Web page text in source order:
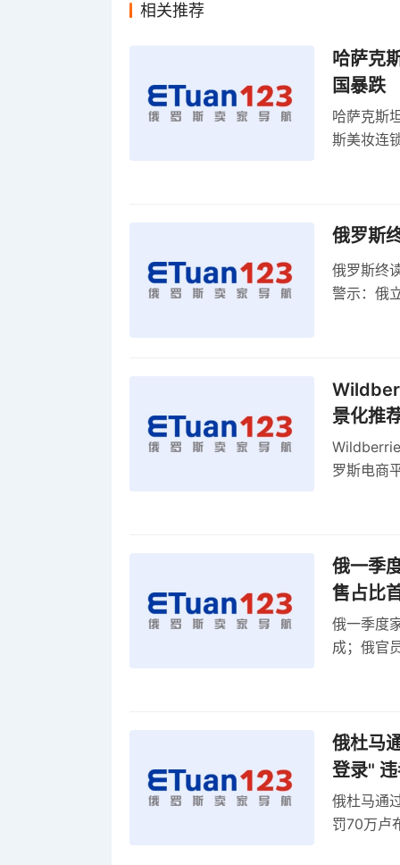
相关推荐
哈萨克
国暴跌
哈萨克斯
斯美妆连
俄罗斯
俄罗斯终
警示：俄
景化推
罗斯电商
俄一季
售占比
俄一季度
成；俄官
俄杜马
登录"
俄杜马通
罚70万卢